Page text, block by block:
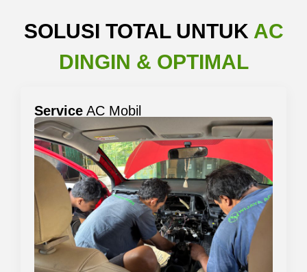
SOLUSI TOTAL UNTUK AC
DINGIN & OPTIMAL
Service AC Mobil